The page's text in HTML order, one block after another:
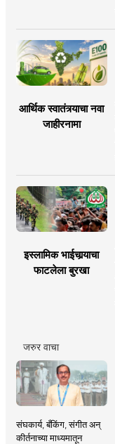
आर्थिक स्वातंत्र्याचा नवा
जाहीरनामा
इस्लामिक भाईचार्‍याचा
फाटलेला बुरखा
जरुर वाचा
संघकार्य, बँकिंग, संगीत अन्
कीर्तनाच्या माध्यमातून